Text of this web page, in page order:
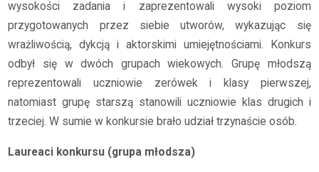
wysokości zadania i zaprezentowali wysoki poziom
przygotowanych przez siebie utworów, wykazując się
wrażliwością, dykcją i aktorskimi umiejętnościami. Konkurs
odbył się w dwóch grupach wiekowych. Grupę młodszą
reprezentowali uczniowie zerówek i klasy pierwszej,
natomiast grupę starszą stanowili uczniowie klas drugich i
trzeciej. W sumie w konkursie brało udział trzynaście osób.
Laureaci konkursu (grupa młodsza)